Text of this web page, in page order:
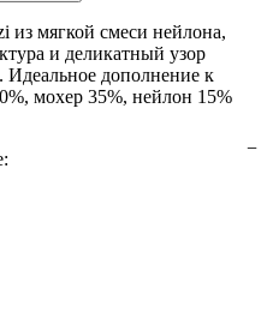
из мягкой смеси нейлона,
и деликатный узор
Идеальное дополнение к
мохер 35%, нейлон 15%